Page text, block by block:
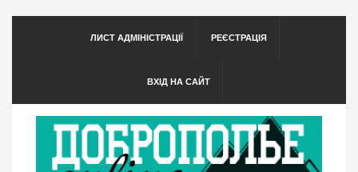
ЛИСТ АДМІНІСТРАЦІЇ РЕЄСТРАЦІЯ
ВХІД НА САЙТ